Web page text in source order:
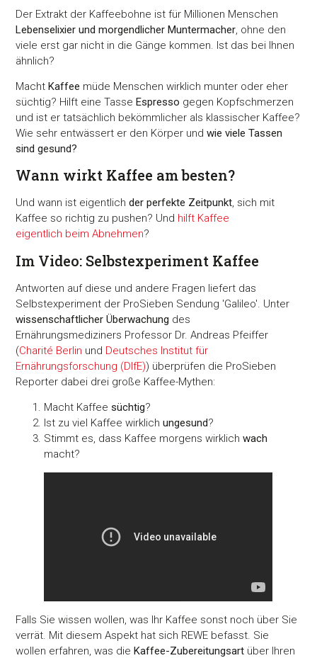
Der Extrakt der Kaffeebohne ist für Millionen Menschen
Lebenselixier und morgendlicher Muntermacher, ohne den
viele erst gar nicht in die Gänge kommen. Ist das bei Ihnen
ähnlich?
MachtKaffee müde Menschen wirklich munter oder eher
süchtig? Hilft eine TasseEspresso gegen Kopfschmerzen
und ist er tatsächlich bekömmlicher als klassischer Kaffee?
Wie sehr entwässert er den Körper undwie viele Tassen
sind gesund?
Wann wirkt Kaffee am besten?
Und wann ist eigentlichder perfekte Zeitpunkt, sich mit
Kaffee so richtig zu pushen? Und hilft Kaffee
eigentlich beim Abnehmen?
Im Video: Selbstexperiment Kaffee
Antworten auf diese und andere Fragen liefert das
Selbstexperiment der ProSieben Sendung 'Galileo'. Unter
wissenschaftlicher Überwachung des
Ernährungsmediziners Professor Dr. Andreas Pfeiffer
(Charité Berlin und Deutsches Institut für
Ernährungsforschung (DIfE)) überprüfen die ProSieben
Reporter dabei drei große Kaffee-Mythen:
Macht Kaffeesüchtig?
Ist zu viel Kaffee wirklichungesund?
Stimmt es, dass Kaffee morgens wirklichwach
macht?
Falls Sie wissen wollen, was Ihr Kaffee sonst noch über Sie
verrät. Mit diesem Aspekt hat sich REWE befasst. Sie
wollen erfahren, was dieKaffee-Zubereitungsart über Ihren